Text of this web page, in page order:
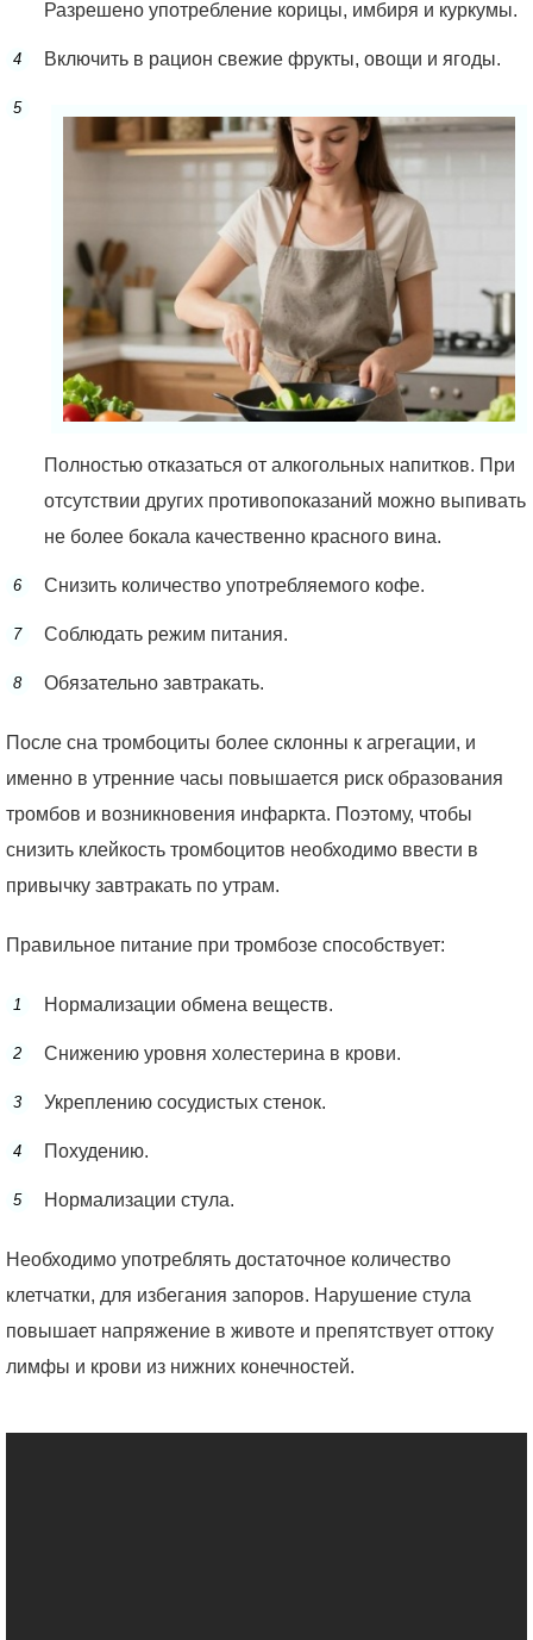
Разрешено употребление корицы, имбиря и куркумы.
Включить в рацион свежие фрукты, овощи и ягоды.
Полностью отказаться от алкогольных напитков. При
отсутствии других противопоказаний можно выпивать
не более бокала качественно красного вина.
Снизить количество употребляемого кофе.
Соблюдать режим питания.
Обязательно завтракать.
После сна тромбоциты более склонны к агрегации, и
именно в утренние часы повышается риск образования
тромбов и возникновения инфаркта. Поэтому, чтобы
снизить клейкость тромбоцитов необходимо ввести в
привычку завтракать по утрам.
Правильное питание при тромбозе способствует:
Нормализации обмена веществ.
Снижению уровня холестерина в крови.
Укреплению сосудистых стенок.
Похудению.
Нормализации стула.
Необходимо употреблять достаточное количество
клетчатки, для избегания запоров. Нарушение стула
повышает напряжение в животе и препятствует оттоку
лимфы и крови из нижних конечностей.